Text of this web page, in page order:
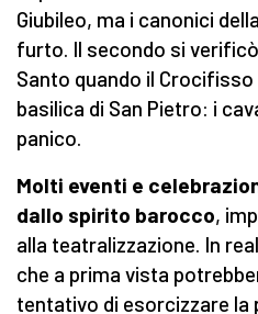
Giubileo, ma i canonici
furto. Il secondo si
Santo quando il
basilica di San Pietro: i
panico.
Molti eventi e
dallo spirito barocco,
alla teatralizzazione. In
che a prima vista
tentativo di esorcizzare la